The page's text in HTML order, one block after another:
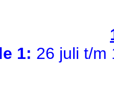
1: 26 juli t/